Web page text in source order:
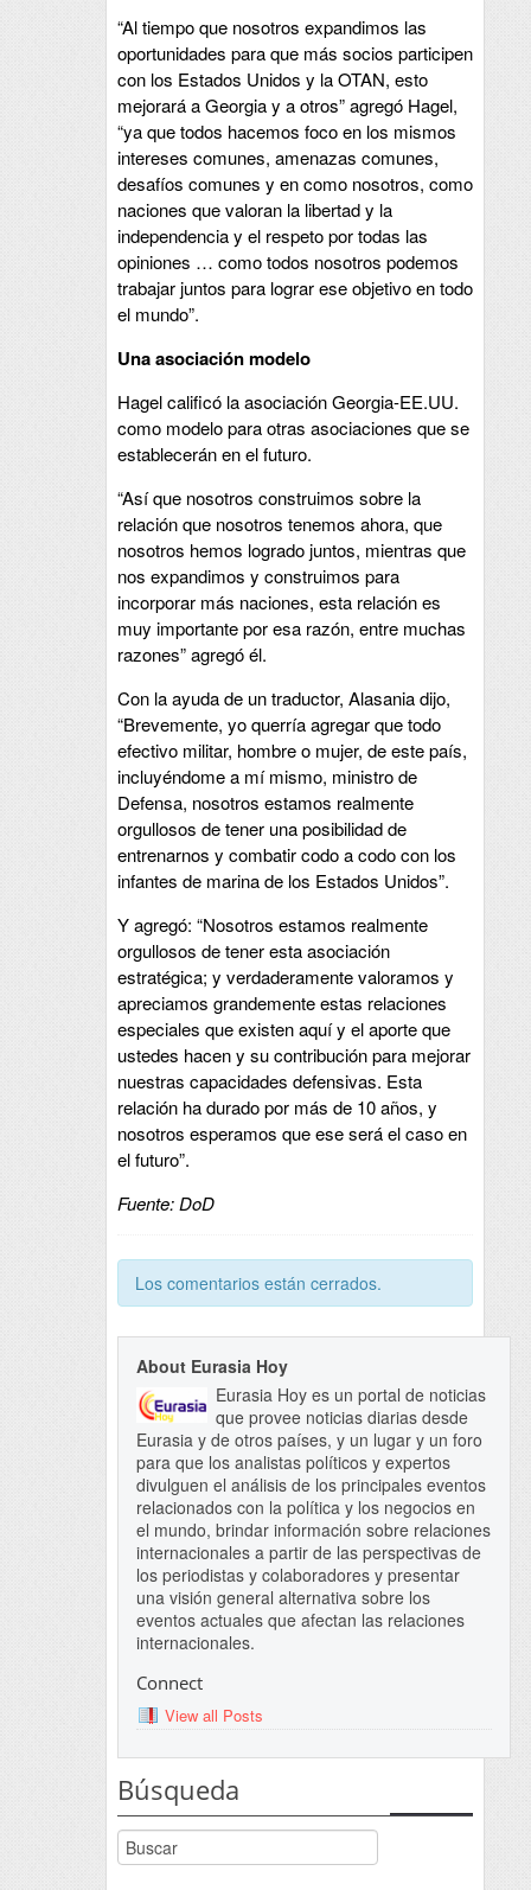
“Al tiempo que nosotros expandimos las
oportunidades para que más socios participen
con los Estados Unidos y la OTAN, esto
mejorará a Georgia y a otros” agregó Hagel,
“ya que todos hacemos foco en los mismos
intereses comunes, amenazas comunes,
desafíos comunes y en como nosotros, como
naciones que valoran la libertad y la
independencia y el respeto por todas las
opiniones … como todos nosotros podemos
trabajar juntos para lograr ese objetivo en todo
el mundo”.
Una asociación modelo
Hagel calificó la asociación Georgia-EE.UU.
como modelo para otras asociaciones que se
establecerán en el futuro.
“Así que nosotros construimos sobre la
relación que nosotros tenemos ahora, que
nosotros hemos logrado juntos, mientras que
nos expandimos y construimos para
incorporar más naciones, esta relación es
muy importante por esa razón, entre muchas
razones” agregó él.
Con la ayuda de un traductor, Alasania dijo,
“Brevemente, yo querría agregar que todo
efectivo militar, hombre o mujer, de este país,
incluyéndome a mí mismo, ministro de
Defensa, nosotros estamos realmente
orgullosos de tener una posibilidad de
entrenarnos y combatir codo a codo con los
infantes de marina de los Estados Unidos”.
Y agregó: “Nosotros estamos realmente
orgullosos de tener esta asociación
estratégica; y verdaderamente valoramos y
apreciamos grandemente estas relaciones
especiales que existen aquí y el aporte que
ustedes hacen y su contribución para mejorar
nuestras capacidades defensivas. Esta
relación ha durado por más de 10 años, y
nosotros esperamos que ese será el caso en
el futuro”.
Fuente:DoD
Los comentarios están cerrados.
About Eurasia Hoy
Eurasia Hoy es un portal de noticias
que provee noticias diarias desde
Eurasia y de otros países, y un lugar y un foro
para que los analistas políticos y expertos
divulguen el análisis de los principales eventos
relacionados con la política y los negocios en
el mundo, brindar información sobre relaciones
internacionales a partir de las perspectivas de
los periodistas y colaboradores y presentar
una visión general alternativa sobre los
eventos actuales que afectan las relaciones
internacionales.
Connect
View all Posts
Búsqueda